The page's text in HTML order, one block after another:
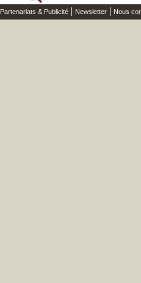
Partenariats & Publicité Newsletter Nous